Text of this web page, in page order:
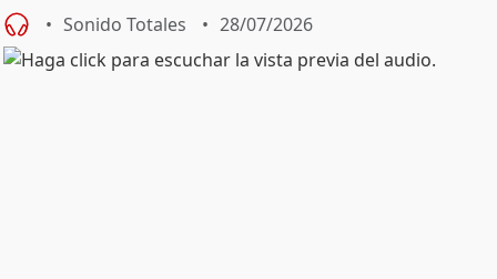
Sonido Totales 28/07/2026